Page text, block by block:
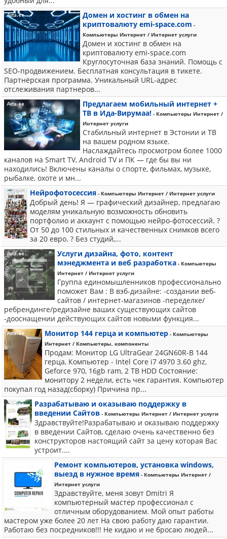
Домен и хостинг в обмен на
криптовалюту emi-space.com -
Компьютеры Интернет / Интернет услуги
Домен и хостинг в обмен на
криптовалюту emi-space.com
Круглосуточная база знаний. Помощь с
SEO-продвижением. Бесплатная консультация в тикете.
Партнёрская программа. Уникальный URL-адрес
отслеживания партнеров...
Предлагаем мобильный интернет +
ТВ в Ида-Вирумаа! - Компьютеры Интернет /
Интернет услуги
Стабильный интернет в Эстонии и ТВ
на вашем родном языке.
Наслаждайтесь просмотром более 1000
каналов на Smart TV, Android TV и ПК — где бы вы ни
находились! Включены каналы о спорте, фильмах, музыке,
рыбалке, охоте и мн...
Нейрофотосессия - Компьютеры Интернет / Интернет услуги
Добрый день! Я — графический дизайнер, предлагаю
моделям уникальную возможность обновить
портфолио и аккаунт с помощью нейро-фотосессий. ?
От 50 до 100 стильных и качественных снимков всего
за 20 евро. ? Без студий,...
Услуги дизайна, фото, контент
мэнеджмента и веб разработка - Компьютеры
Интернет / Интернет услуги
Группа единомышленников профессионально
поможет Вам : В вэб-дизайне: -создании веб-
сайтов / интернет-магазинов -переделке/
ребрендинге/редизайне ваших существующих сайтов
-дооснащении действующих сайтов новыми функция...
Монитор 144 герца и компьютер - Компьютеры
Интернет / Компьютеры, компоненты
Продам: Монитор LG UltraGear 24GN60R-B 144
герца, Компьютер - Intel Core i7 4970 3.60 ghz,
Geforce 970, 16gb ram, 2 TB HDD Состояние:
монитору 2 недели, есть чек гарантия. Компьютер
покупал год назад(сборку) Причина пр...
Разрабатываю и оказываю поддержку в
введении Сайтов - Компьютеры Интернет / Интернет услуги
Здравствуйте!Разрабатываю и оказываю поддержку
в введении Сайтов, сделаю очень качественно без
конструкторов настоящий сайт за цену которая Вас
устроит....
Ремонт компьютеров, установка windows,
выезд в нужное время - Компьютеры Интернет /
Интернет услуги
Здравствуйте, меня зовут Dmitri Я
компьютерный мастер профессионал с
отличным оборудованием. Мой опыт работы
мастером уже более 20 лет На свою работу даю гарантии.
Работаю без посредников!!! Не кидаю и не бросаю людей...